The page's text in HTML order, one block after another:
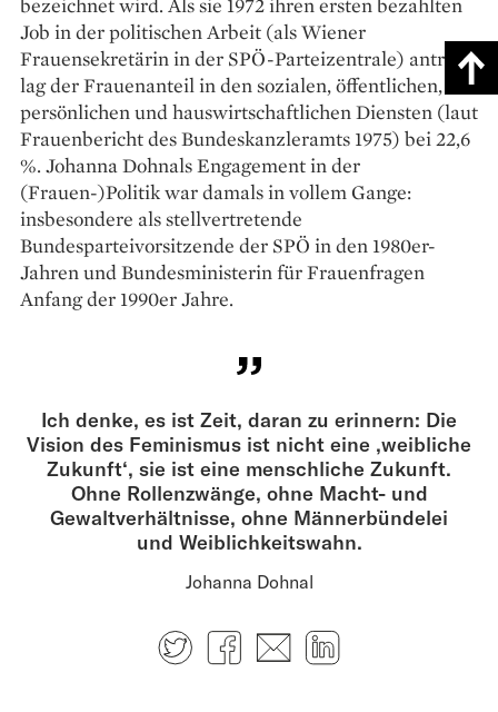
Job in der politischen Arbeit (als Wiener
Frauensekretärin in der SPÖ-Parteizentrale) antrat,
lag der Frauenanteil in den sozialen, öffentlichen,
persönlichen und hauswirtschaftlichen Diensten (laut
Frauenbericht des Bundes­kanzleramts 1975) bei 22,6
%. Johanna Dohnals Engagement in der
(Frauen-)Politik war damals in vollem Gange:
insbesondere als stellvertretende
Bundesparteivorsitzende der SPÖ in den 1980er-
Jahren und Bundesministerin für Frauenfragen
Anfang der 1990er Jahre.
Ich denke, es ist Zeit, daran zu erinnern: Die
Vision des Feminismus ist nicht eine ‚weibliche
Zukunft‘, sie ist eine menschliche Zukunft.
Ohne Rollenzwänge, ohne Macht- und
Gewaltverhältnisse, ohne Männerbündelei
und Weiblichkeitswahn.
Johanna Dohnal
TwitterFacebook
E-mail